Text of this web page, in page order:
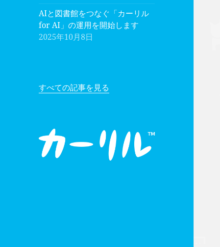
AIと図書館をつなぐ「カーリル
for AI」の運用を開始します
2025年10月8日
すべての記事を見る